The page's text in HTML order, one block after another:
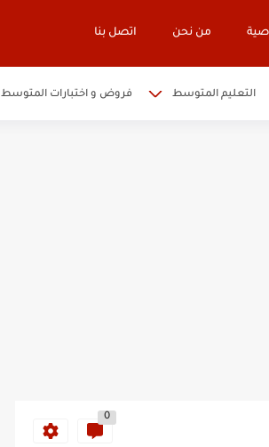
من نحن اتصل بنا
التعليم المتوسط فروض و اختبارات المتوسط
0